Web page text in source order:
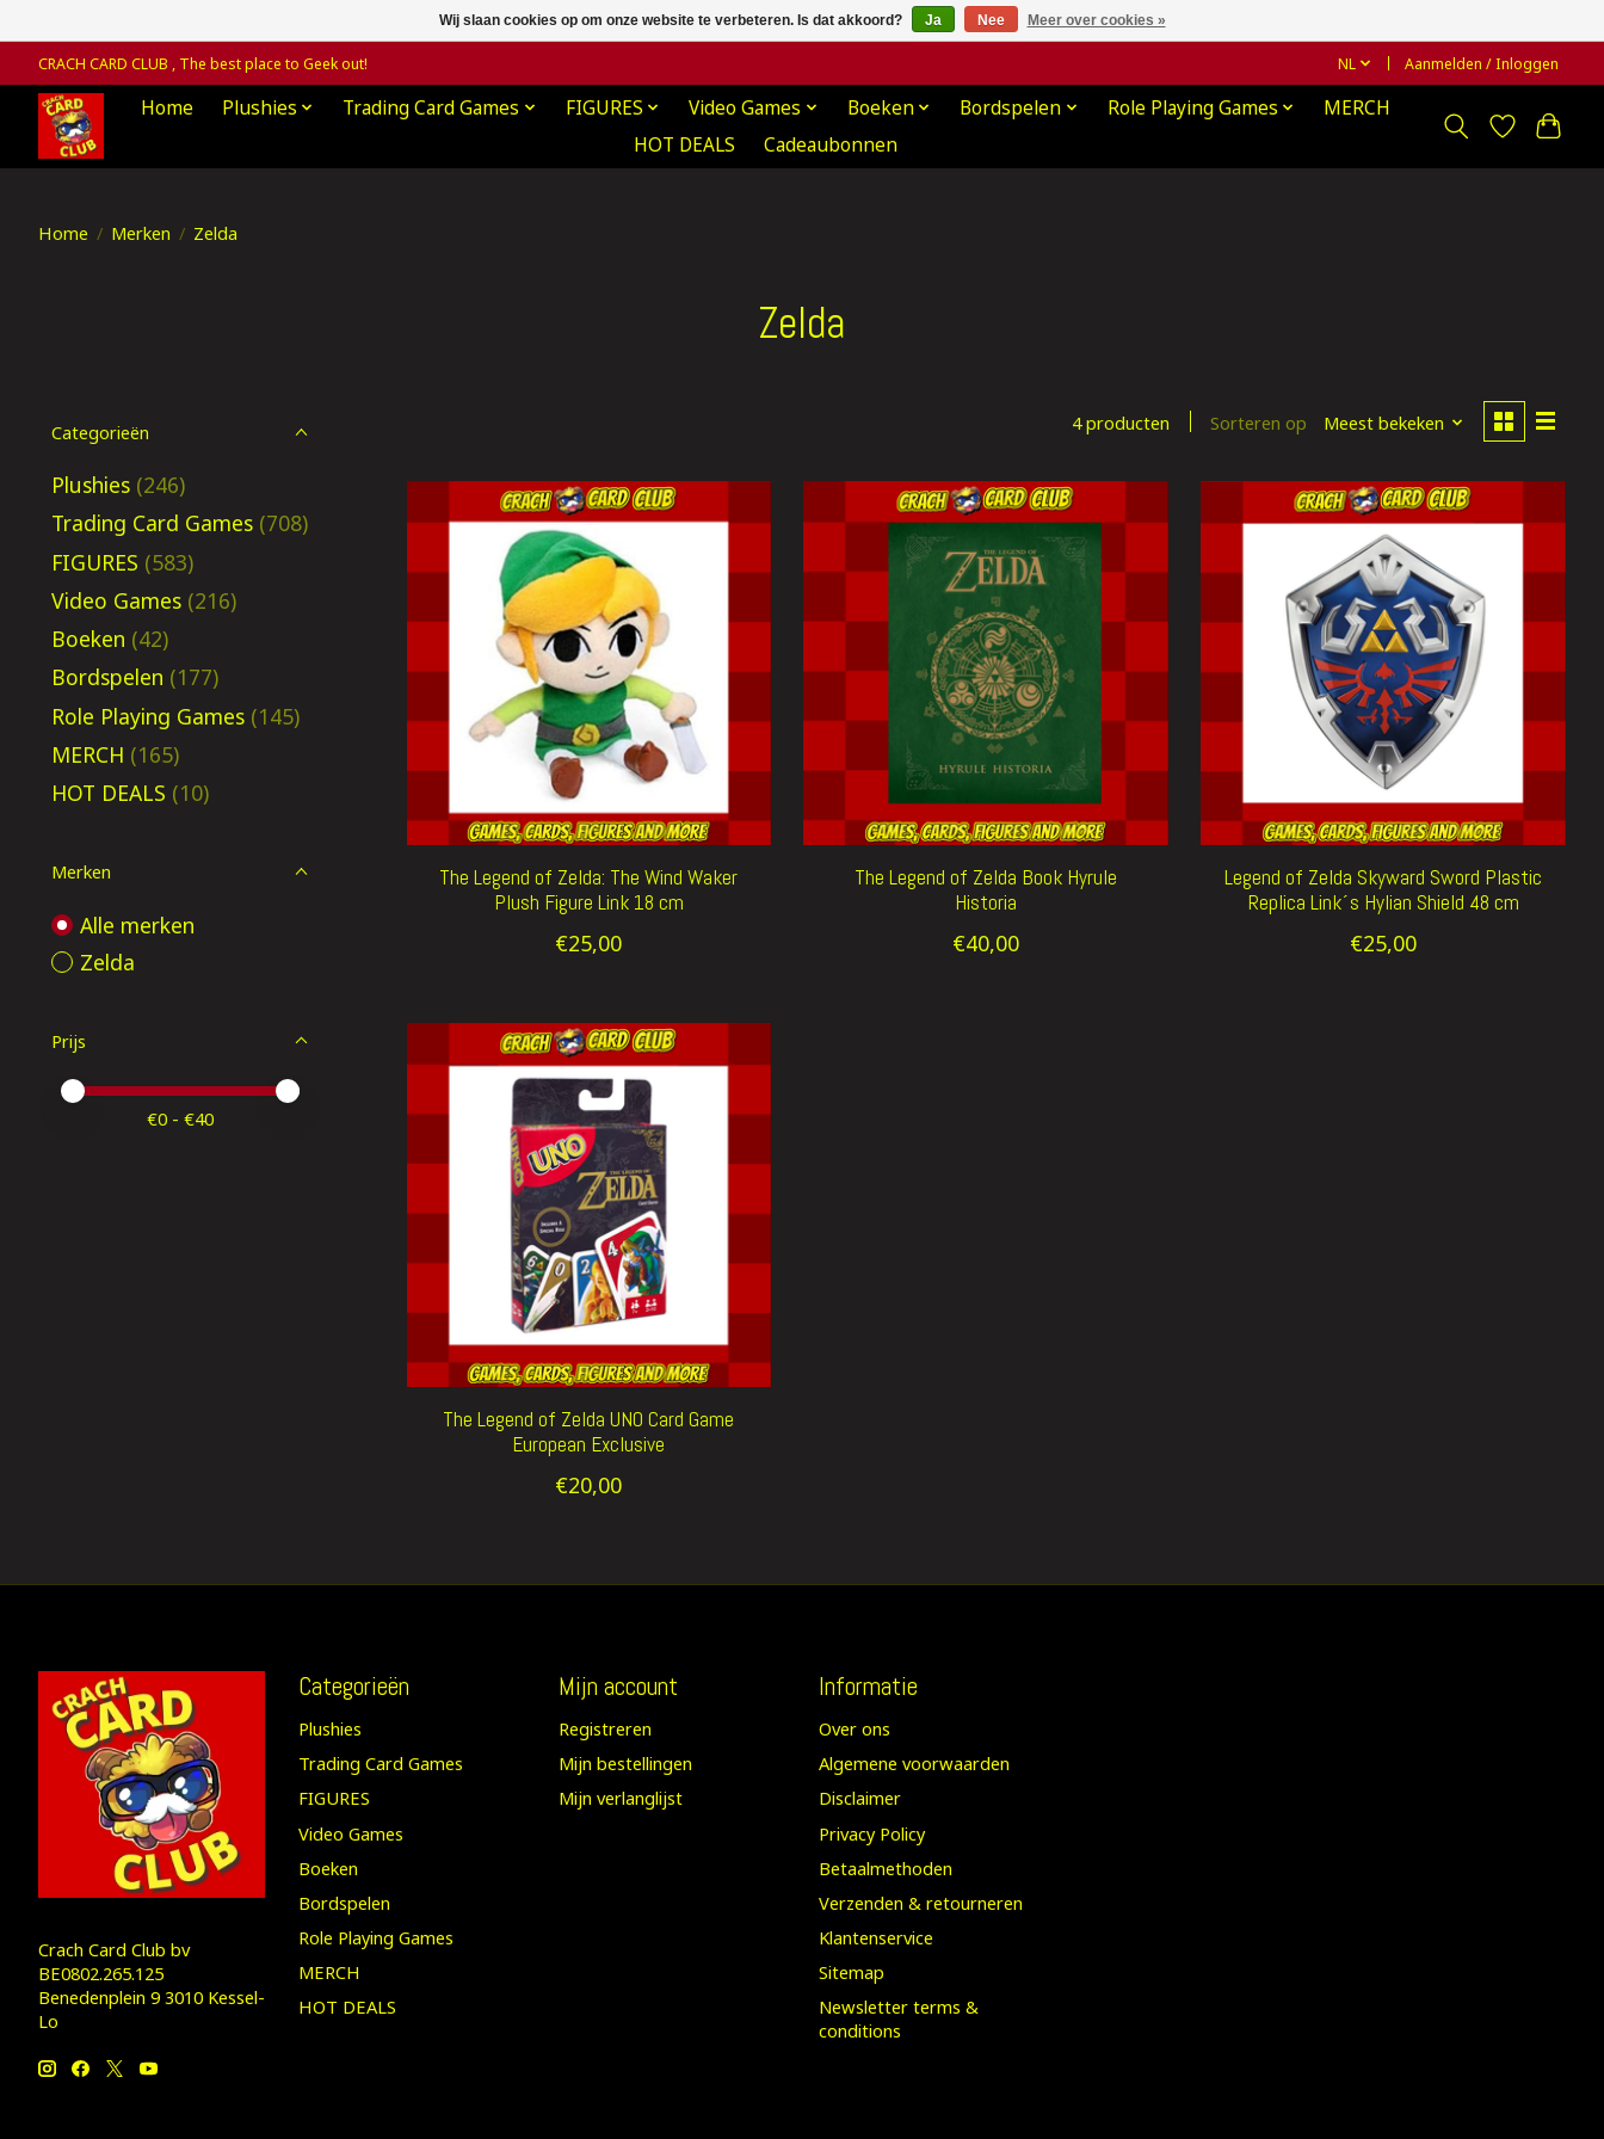
CRACH CARD CLUB , The best place to Geek out! NL Aanmelden / Inloggen
Home Plushies Trading Card Games FIGURES Video Games Boeken Bordspelen Role Playing Games
MERCH
HOT DEALS
Cadeaubonnen
Home / Merken / Zelda
Zelda
Categorieën
Plushies (246)
Trading Card Games (708)
FIGURES (583)
Video Games (216)
Boeken (42)
Bordspelen (177)
Role Playing Games (145)
MERCH (165)
HOT DEALS (10)
Merken
Alle merken
Zelda
Prijs
Minimale prijswaarde
Price maximum value
€0- €40
4 producten Sorteren op Meest bekeken
The Legend of Zelda: The Wind Waker
Plush Figure Link 18 cm
€25,00
The Legend of Zelda Book Hyrule
Historia
€40,00
Legend of Zelda Skyward Sword Plastic
Replica Link´s Hylian Shield 48 cm
€25,00
The Legend of Zelda UNO Card Game
European Exclusive
€20,00
Crach Card Club bv
BE0802.265.125
Benedenplein 9 3010 Kessel-
Lo
Categorieën
Plushies
Trading Card Games
FIGURES
Video Games
Boeken
Bordspelen
Role Playing Games
MERCH
HOT DEALS
Mijn account
Registreren
Mijn bestellingen
Mijn verlanglijst
Informatie
Over ons
Algemene voorwaarden
Disclaimer
Privacy Policy
Betaalmethoden
Verzenden & retourneren
Klantenservice
Sitemap
Newsletter terms &
conditions
Wij slaan cookies op om onze website te verbeteren. Is dat akkoord? Ja Nee Meer over cookies »